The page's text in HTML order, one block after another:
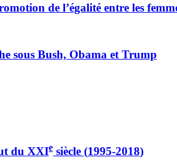
de l’égalité entre les
sous Bush, Obama et Trump
du XXIe siècle (1995-2018)